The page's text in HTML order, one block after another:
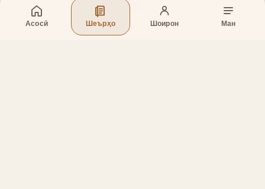
Асосӣ Шеърҳо Шоирон Ман